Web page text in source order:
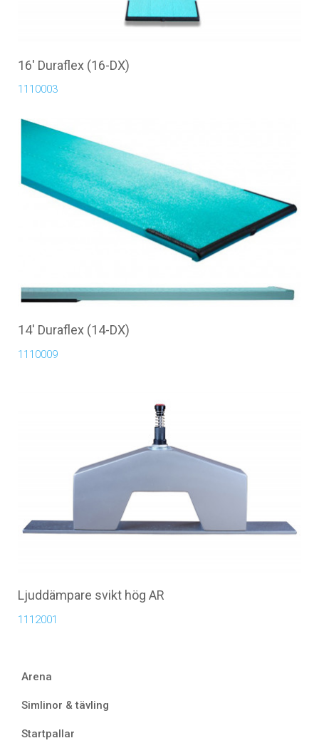
16' Duraflex (16-DX)
1110003
14' Duraflex (14-DX)
1110009
Ljuddämpare svikt hög AR
1112001
Arena
Simlinor & tävling
Startpallar